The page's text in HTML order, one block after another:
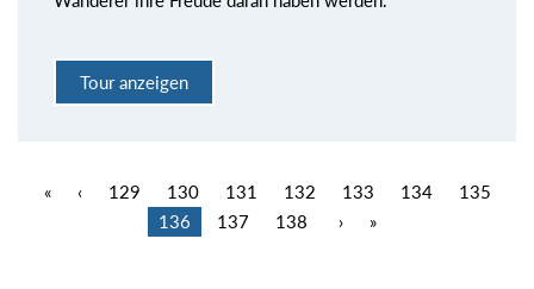
Tour anzeigen
« ‹ 129 130 131 132 133 134
135
136
137 138 › »